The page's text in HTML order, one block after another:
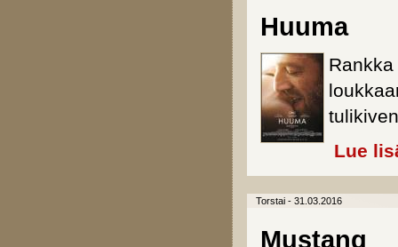
Huuma
Lue
Torstai - 31.03.2016
Mustang